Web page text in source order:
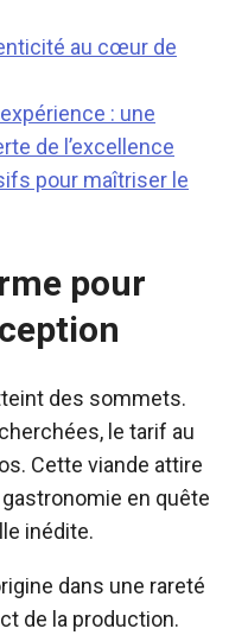
au cœur de
: une
de l’excellence
pour maîtriser le
pour
des sommets.
le tarif au
Cette viande attire
en quête
inédite.
dans une rareté
de la production.